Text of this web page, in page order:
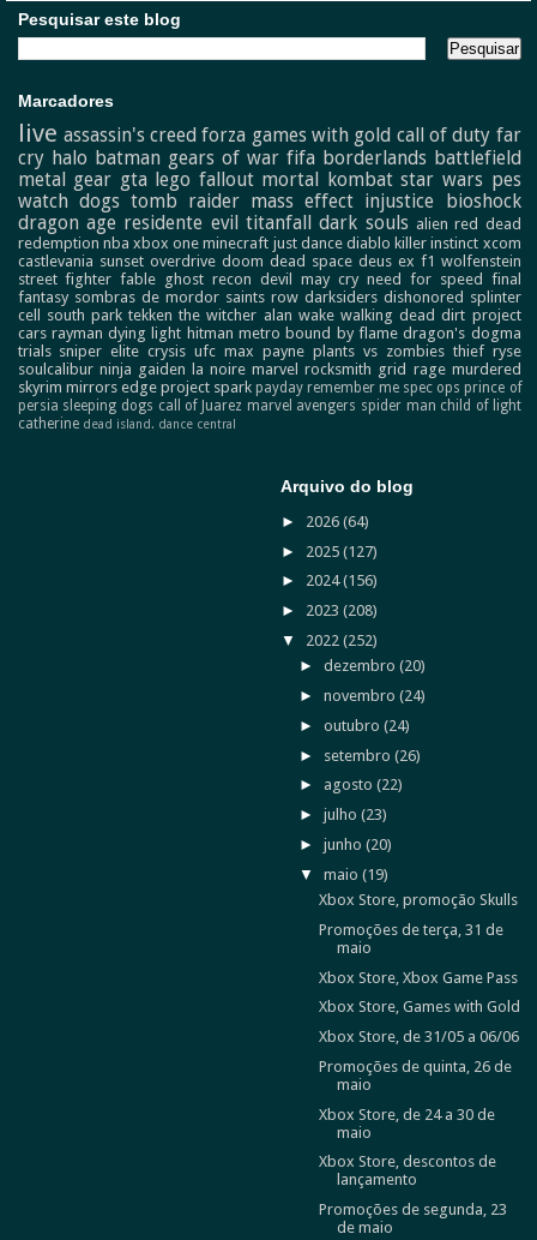
Pesquisar este blog
Marcadores
live assassin's creed forza games with gold call of duty far
cry halo batman gears of war fifa borderlands battlefield
metal gear gta lego fallout mortal kombat star wars pes
watch dogs tomb raider mass effect injustice
bioshock
dragon age residente evil titanfall dark souls alien red dead
redemption nba xbox one minecraft just dance diablo killer instinct xcom
castlevania sunset overdrive doom dead space deus ex f1 wolfenstein
street fighter fable ghost recon devil may cry need for speed final
fantasy sombras de mordor saints row darksiders dishonored splinter
cell
south park tekken the witcher alan wake walking dead dirt project
cars rayman dying light hitman metro bound by flame dragon's dogma
trials sniper elite crysis ufc max payne plants vs zombies thief ryse
soulcalibur ninja gaiden la noire marvel rocksmith grid rage murdered
skyrim mirrors edge project spark payday remember me spec ops prince of
persia sleeping dogs call of Juarez marvel avengers spider man child of light
catherine dead island. dance central
Arquivo do blog
► 2026 (64)
► 2025 (127)
► 2024(156)
► 2023 (208)
▼ 2022 (252)
►dezembro(20)
►novembro(24)
►outubro(24)
► setembro(26)
► agosto(22)
►julho(23)
►junho(20)
▼maio(19)
Xbox Store, promoção Skulls
Promoções de terça, 31 de
maio
Xbox Store, Xbox Game Pass
Xbox Store, Games with Gold
Xbox Store, de 31/05 a 06/06
Promoções de quinta, 26 de
maio
Xbox Store, de 24 a 30 de
maio
Xbox Store, descontos de
lançamento
Promoções de segunda, 23
de maio